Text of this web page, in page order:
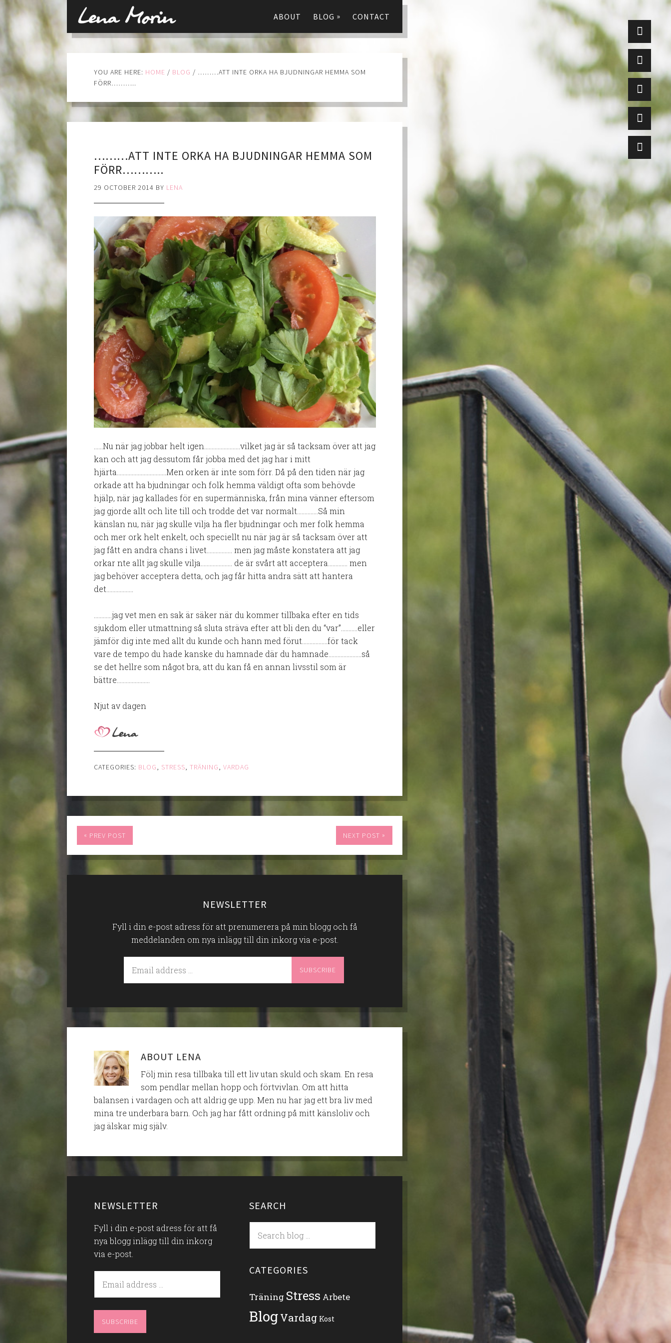
ABOUT BLOG » CONTACT
YOU ARE HERE: HOME / BLOG / ………ATT INTE ORKA HA BJUDNINGAR HEMMA SOM
FÖRR………..
………ATT INTE ORKA HA BJUDNINGAR HEMMA SOM
FÖRR………..
29 OCTOBER 2014 BY LENA
……Nu när jag jobbar helt igen……………………vilket jag är så tacksam över att jag
kan och att jag dessutom får jobba med det jag har i mitt
hjärta……………………………Men orken är inte som förr. Då på den tiden när jag
orkade att ha bjudningar och folk hemma väldigt ofta som behövde
hjälp, när jag kallades för en supermänniska, från mina vänner eftersom
jag gjorde allt och lite till och trodde det var normalt…………..Så min
känslan nu, när jag skulle vilja ha fler bjudningar och mer folk hemma
och mer ork helt enkelt, och speciellt nu när jag är så tacksam över att
jag fått en andra chans i livet…………….. men jag måste konstatera att jag
orkar nte allt jag skulle vilja………………… de är svårt att acceptera…………. men
jag behöver acceptera detta, och jag får hitta andra sätt att hantera
det………………
…………jag vet men en sak är säker när du kommer tillbaka efter en tids
sjukdom eller utmattning så sluta sträva efter att bli den du “var”………..eller
jämför dig inte med allt du kunde och hann med förut……………..för tack
vare de tempo du hade kanske du hamnade där du hamnade………………….så
se det hellre som något bra, att du kan få en annan livsstil som är
bättre………………….
Njut av dagen
CATEGORIES: BLOG, STRESS,TRÄNING,VARDAG
« PREV POST NEXT POST »
NEWSLETTER
Fyll i din e-post adress för att prenumerera på min blogg och få
meddelanden om nya inlägg till din inkorg via e-post.
ABOUT LENA
Följ min resa tillbaka till ett liv utan skuld och skam. En resa
som pendlar mellan hopp och förtvivlan. Om att hitta
balansen i vardagen och att aldrig ge upp. Men nu har jag ett bra liv med
mina tre underbara barn. Och jag har fått ordning på mitt känsloliv och
jag älskar mig själv.
NEWSLETTER
Fyll i din e-post adress för att få
nya blogg inlägg till din inkorg
via e-post.
SEARCH
CATEGORIES
Träning Stress Arbete
BlogVardag Kost